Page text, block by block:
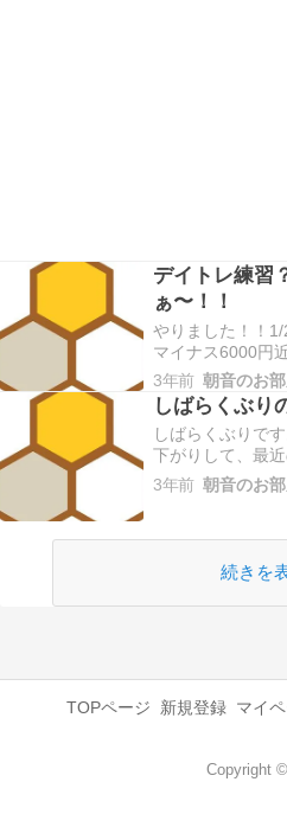
デイトレ練習
ぁ〜！！
やりました！！
マイナス6000円
たやつがあった
し、今日売り抜
りにもなりませ
たァァ1週間分
3年前 朝音のお部
しばらくぶり
しばらくぶりで
下がりして、最
なりまして…ち
金もない訳だし
その翌日もあん
3年前 朝音のお部
続きを
TOPページ 新規登録 マイ
Copyright